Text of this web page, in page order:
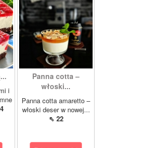
i
Panna cotta –
włoski...
Panna cotta amaretto –
włoski deser w nowej...
⇖ 22